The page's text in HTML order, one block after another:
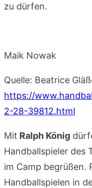
zu dürfen.
Maik Nowak
Quelle: Beatrice
https://
2-28-39812.html
Mit Ralph König
Handballspieler des
im Camp begrüßen.
Handballspielen in